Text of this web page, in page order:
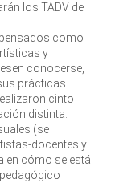
los TADV de
como
y
conocerse,
prácticas
cinto
distinta:
(se
docentes y
en cómo se está